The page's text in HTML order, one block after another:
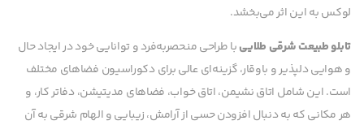
لوکس به این اثر می‌بخشد.
تابلو طبیعت شرقی طلاییبا طراحی منحصربه‌فرد و توانایی خود در ایجاد حال
و هوایی دلپذیر و باوقار، گزینه‌ای عالی برای دکوراسیون فضاهای مختلف
است. این شامل اتاق نشیمن، اتاق خواب، فضاهای مدیتیشن، دفاتر کار، و
هر مکانی که به دنبال افزودن حسی از آرامش، زیبایی و الهام شرقی به آن